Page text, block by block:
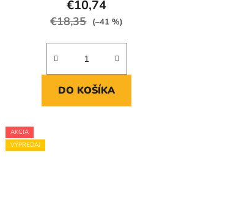
€10,74
€18,35 (–41 %)
DO KOŠÍKA
AKCIA
VÝPREDAJ